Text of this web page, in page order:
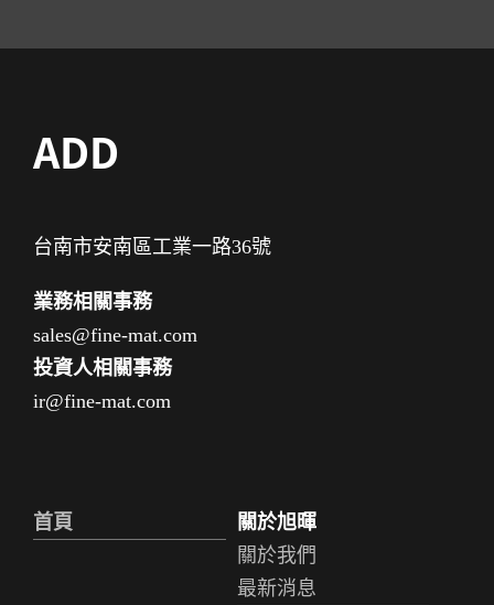
ADD
台南市安南區工業一路36號
業務相關事務
sales@fine-mat.com
投資人相關事務
ir@fine-mat.com
首頁
關於旭暉
關於我們
最新消息